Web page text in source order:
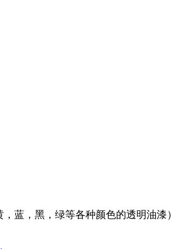
蓝，黑，绿等各种颜色的透明油漆）